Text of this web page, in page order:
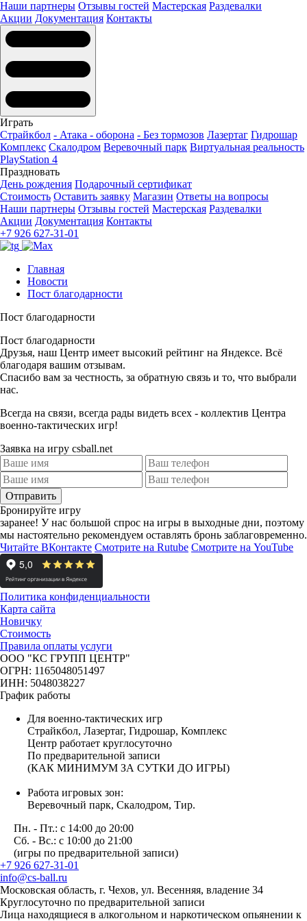
Наши партнеры Отзывы гостей Мастерская Раздевалки
Акции Документация Контакты
Играть
Страйкбол - Атака - оборона - Без тормозов Лазертаг Гидрошар
Комплекс Скалодром Веревочный парк Виртуальная реальность
PlayStation 4
Праздновать
День рождения Подарочный сертификат
Стоимость Оставить заявку Магазин Ответы на вопросы
Наши партнеры Отзывы гостей Мастерская Раздевалки
Акции Документация Контакты
+7 926 627-31-01
Главная
Новости
Пост благодарности
Пост благодарности
Пост благодарности
Друзья, наш Центр имеет высокий рейтинг на Яндексе. Всё
благодаря вашим отзывам.
Спасибо вам за честность, за обратную связь и то, что выбрали
нас.
Всегда на связи, всегда рады видеть всех - коллектив Центра
военно-тактических игр!
Заявка на игру csball.net
Отправить
Бронируйте игру
заранее! У нас большой спрос на игры в выходные дни, поэтому
мы настоятельно рекомендуем оставлять бронь заблаговременно.
Читайте ВКонтакте Смотрите на Rutube Смотрите на YouTube
Политика конфиденциальности
Карта сайта
Новичку
Стоимость
Правила оплаты услуги
ООО "КС ГРУПП ЦЕНТР"
ОГРН: 1165048051497
ИНН: 5048038227
График работы
Для военно-тактических игр
Страйкбол, Лазертаг, Гидрошар, Комплекс
Центр работает круглосуточно
По предварительной записи
(КАК МИНИМУМ ЗА СУТКИ ДО ИГРЫ)
Работа игровых зон:
Веревочный парк, Скалодром, Тир.
Пн. - Пт.: с 14:00 до 20:00
Сб. - Вс.: с 10:00 до 21:00
(игры по предварительной записи)
+7 926 627-31-01
info@cs-ball.ru
Московская область, г. Чехов, ул. Весенняя, владение 34
Круглосуточно по предварительной записи
Лица находящиеся в алкогольном и наркотическом опьянении к